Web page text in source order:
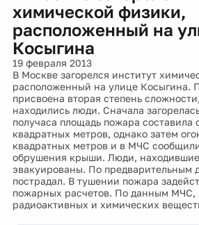
химической физики,
расположенный на
Косыгина
19 февраля 2013
В Москве загорелся институт
расположенный на улице Косыгина.
присвоена вторая степень
находились люди. Сначала
получаса площадь пожара составила
квадратных метров, однако затем
квадратных метров и в МЧС
обрушения крыши. Люди,
эвакуированы. По предварительным
пострадал. В тушении пожара
пожарных расчетов. По данным МЧС,
радиоактивных и химических